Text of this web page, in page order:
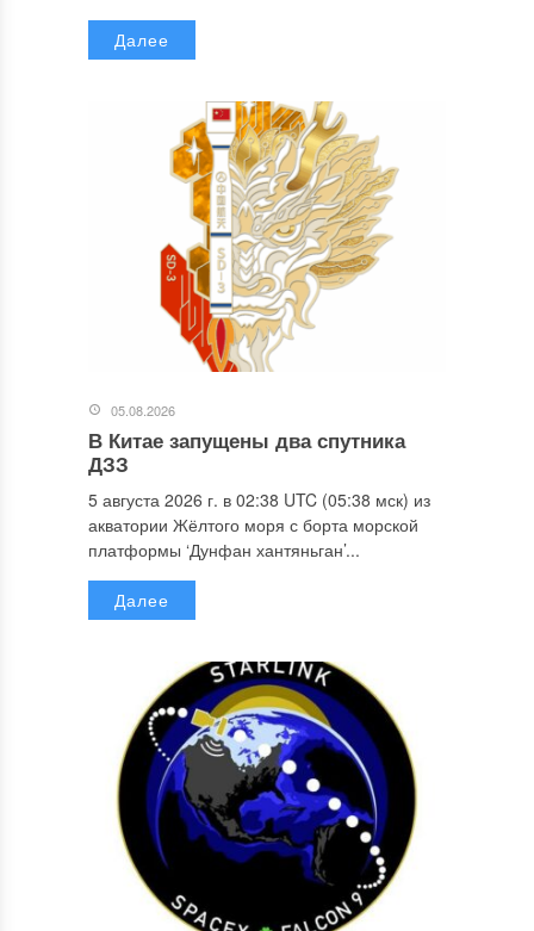
Далее
05.08.2026
В Китае запущены два спутника
ДЗЗ
5 августа 2026 г. в 02:38 UTC (05:38 мск) из
акватории Жёлтого моря с борта морской
платформы ‘Дунфан хантяньган’...
Далее